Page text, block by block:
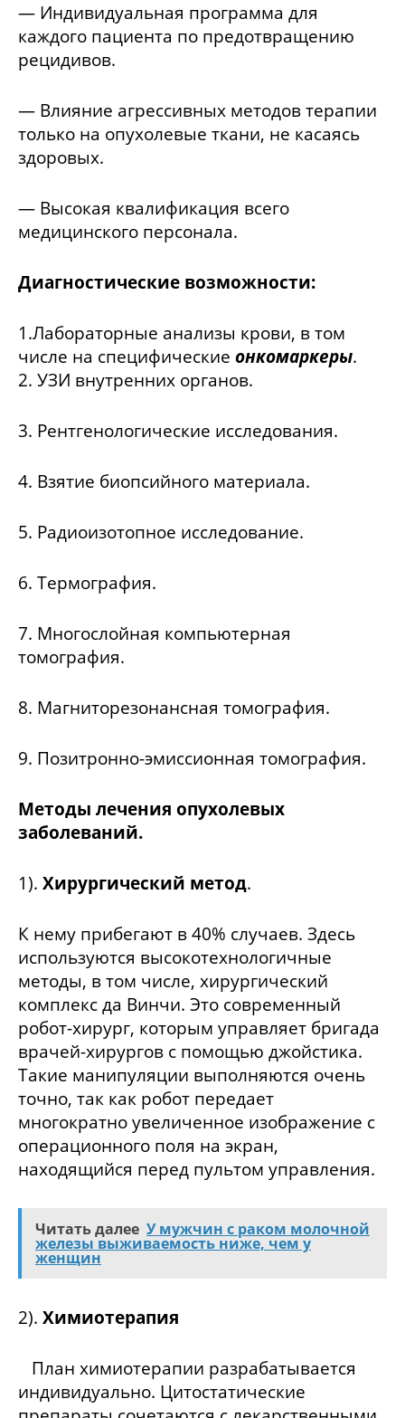
— Индивидуальная программа для
каждого пациента по предотвращению
рецидивов.
— Влияние агрессивных методов терапии
только на опухолевые ткани, не касаясь
здоровых.
— Высокая квалификация всего
медицинского персонала.
Диагностические возможности:
1.Лабораторные анализы крови, в том
числе на специфические онкомаркеры.
2. УЗИ внутренних органов.
3. Рентгенологические исследования.
4. Взятие биопсийного материала.
5. Радиоизотопное исследование.
6. Термография.
7. Многослойная компьютерная
томография.
8. Магниторезонансная томография.
9. Позитронно-эмиссионная томография.
Методы лечения опухолевых
заболеваний.
1). Хирургический метод.
К нему прибегают в 40% случаев. Здесь
используются высокотехнологичные
методы, в том числе, хирургический
комплекс да Винчи. Это современный
робот-хирург, которым управляет бригада
врачей-хирургов с помощью джойстика.
Такие манипуляции выполняются очень
точно, так как робот передает
многократно увеличенное изображение с
операционного поля на экран,
находящийся перед пультом управления.
Читать далее У мужчин с раком молочной
железы выживаемость ниже, чем у
женщин
2). Химиотерапия
План химиотерапии разрабатывается
индивидуально. Цитостатические